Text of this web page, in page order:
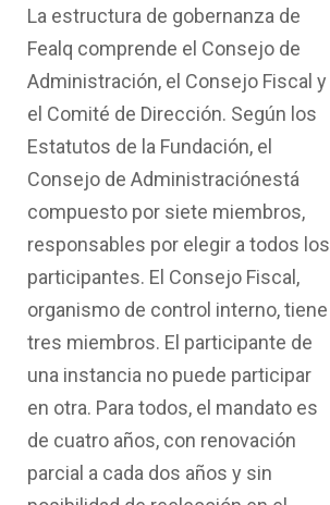
La estructura de gobernanza de
Fealq comprende el Consejo de
Administración, el Consejo Fiscal y
el Comité de Dirección. Según los
Estatutos de la Fundación, el
Consejo de Administraciónestá
compuesto por siete miembros,
responsables por elegir a todos los
participantes. El Consejo Fiscal,
organismo de control interno, tiene
tres miembros. El participante de
una instancia no puede participar
en otra. Para todos, el mandato es
de cuatro años, con renovación
parcial a cada dos años y sin